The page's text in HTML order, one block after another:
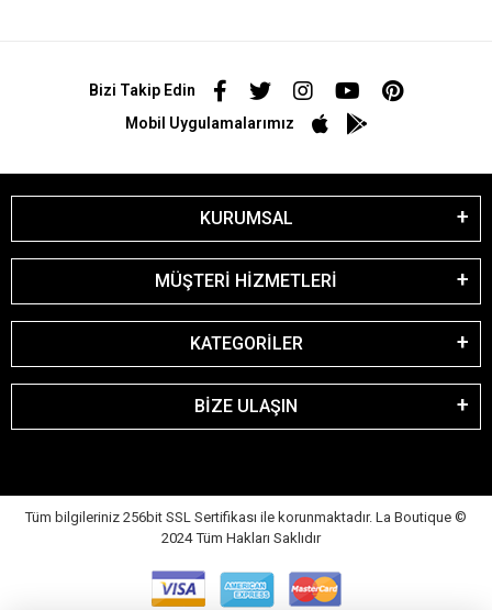
Bizi Takip Edin
Mobil Uygulamalarımız
KURUMSAL
MÜŞTERİ HİZMETLERİ
KATEGORİLER
BİZE ULAŞIN
Tüm bilgileriniz 256bit SSL Sertifikası ile korunmaktadır. La Boutique ©
2024 Tüm Hakları Saklıdır